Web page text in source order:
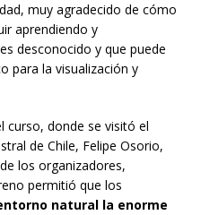
muy agradecido de cómo
aprendiendo y
desconocido y que puede
para la visualización y
curso, donde se visitó el
de Chile, Felipe Osorio,
los organizadores,
permitió que los
natural la enorme